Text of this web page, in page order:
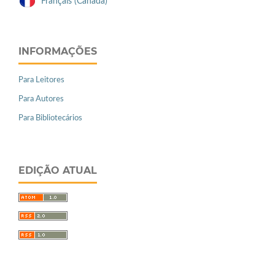
INFORMAÇÕES
Para Leitores
Para Autores
Para Bibliotecários
EDIÇÃO ATUAL